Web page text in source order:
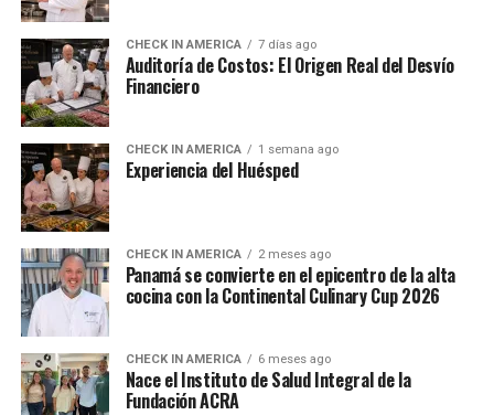
CHECK IN AMERICA 7 días ago
Auditoría de Costos: El Origen Real del Desvío
Financiero
CHECK IN AMERICA 1 semana ago
Experiencia del Huésped
CHECK IN AMERICA 2 meses ago
Panamá se convierte en el epicentro de la alta
cocina con la Continental Culinary Cup 2026
CHECK IN AMERICA 6 meses ago
Nace el Instituto de Salud Integral de la
Fundación ACRA